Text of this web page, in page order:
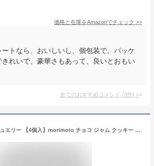
価格と在庫をAmazonでチェック >>
ートなら、おいしいし、個包装で、パッケ
れいで、豪華さもあって、良いとおもい
全てのおすすめコメント (3件) >
ハスカップジュエリー 【4個入】morimoto チョコ ジャム クッキー バター 北海道 お土産 ギフト 贈り物 プレゼント お返し お祝い お年賀 バレンタインデー ホワイトデー お彼岸 母の日 父の日 お中元 敬老の日 七五三 クリスマス お歳暮